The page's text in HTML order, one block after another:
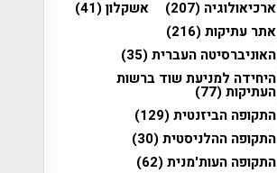
ארכיאולוגיה (207) אשקלון(41)
אתר עתיקות(216)
האוניברסיטה העברית(35)
היחידה למניעת שוד ברשות
העתיקות(77)
התקופה הביזנטית(129)
התקופה ההלניסטית(30)
התקופה העות'מנית(62)